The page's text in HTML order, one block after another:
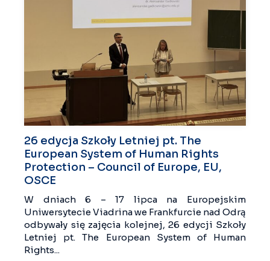
26 edycja Szkoły Letniej pt. The
European System of Human Rights
Protection – Council of Europe, EU,
OSCE
W dniach 6 – 17 lipca na Europejskim
Uniwersytecie Viadrina we Frankfurcie nad Odrą
odbywały się zajęcia kolejnej, 26 edycji Szkoły
Letniej pt. The European System of Human
Rights...